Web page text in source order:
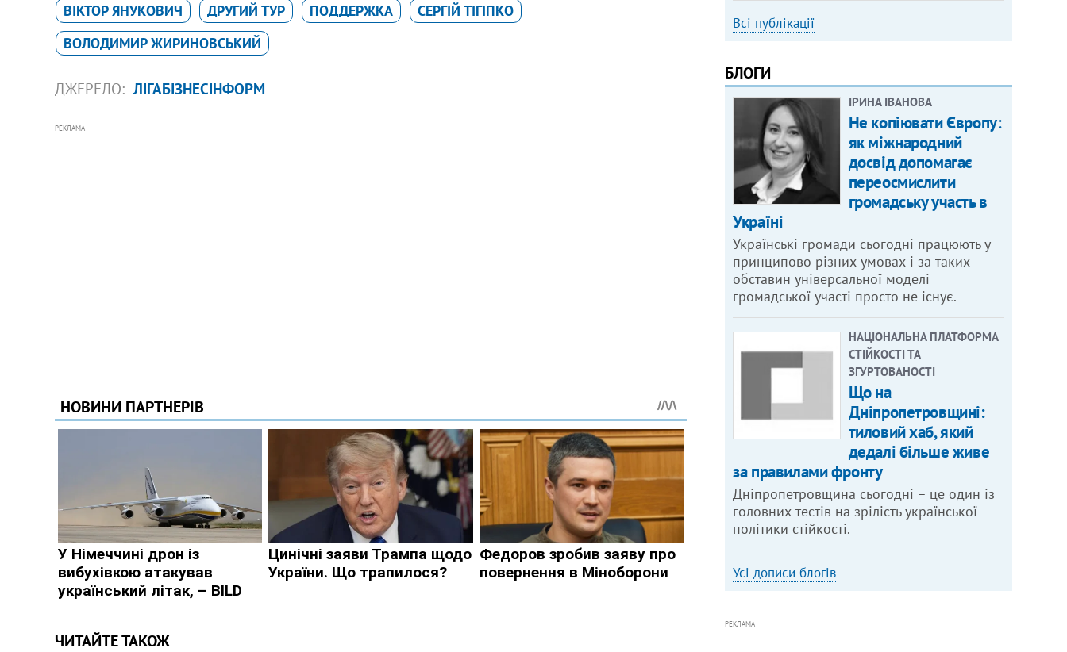
ВІКТОР ЯНУКОВИЧ ДРУГИЙ ТУР ПОДДЕРЖКА
СЕРГІЙ ТІГІПКО
ВОЛОДИМИР ЖИРИНОВСЬКИЙ
ДЖЕРЕЛО: ЛІГАБІЗНЕСІНФОРМ
РЕКЛАМА
ЧИТАЙТЕ ТАКОЖ
Всі публікації
БЛОГИ
ІРИНА ІВАНОВА
Не копіювати Європу:
як міжнародний
досвід допомагає
переосмислити
громадську участь в
Україні
Українські громади сьогодні працюють у
принципово різних умовах і за таких
обставин універсальної моделі
громадської участі просто не існує.
НАЦІОНАЛЬНА ПЛАТФОРМА
СТІЙКОСТІ ТА
ЗГУРТОВАНОСТІ
Що на
Дніпропетровщині:
тиловий хаб, який
дедалі більше живе
за правилами фронту
Дніпропетровщина сьогодні – це один із
головних тестів на зрілість української
політики стійкості.
Усі дописи блогів
РЕКЛАМА